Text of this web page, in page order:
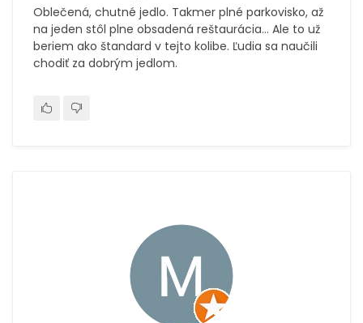
Oblečená, chutné jedlo. Takmer plné parkovisko, až
na jeden stôl plne obsadená reštaurácia... Ale to už
beriem ako štandard v tejto kolibe. Ľudia sa naučili
chodiť za dobrým jedlom.